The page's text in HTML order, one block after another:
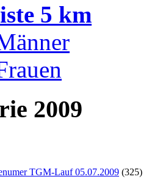
5 km
2009
TGM-Lauf 05.07.2009 (325)